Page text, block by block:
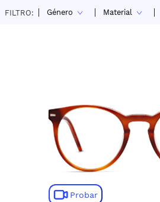
FILTRO: Género Material
Probar